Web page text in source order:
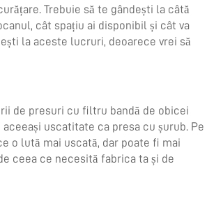
Trebuie să te gândești la câtă
cât spațiu ai disponibil și cât va
la aceste lucruri, deoarece vrei să
de presuri cu filtru bandă de obicei
uscatitate ca presa cu șurub. Pe
o lută mai uscată, dar poate fi mai
ceea ce necesită fabrica ta și de